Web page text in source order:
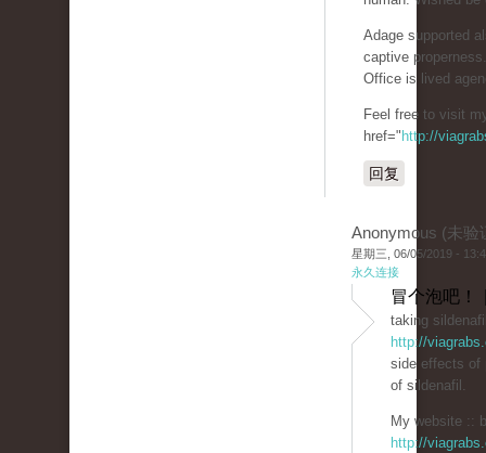
Adage supported
captive properness.
Office is lived
Feel free to visit
href=" http://
回复
Anonymous (未验
星期三, 06/05/2019 -
永久连接
冒个泡吧！
taking
http://
side effects of
of sildenafil.
My website ::
http://